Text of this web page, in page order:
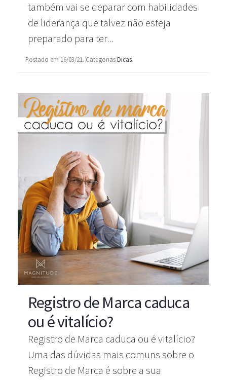
também vai se deparar com habilidades
de liderança que talvez não esteja
preparado para ter...
Postado em 16/03/21. CategoriasDicas.
Registro de Marca caduca
ou é vitalício?
Registro de Marca caduca ou é vitalício?
Uma das dúvidas mais comuns sobre o
Registro de Marca é sobre a sua